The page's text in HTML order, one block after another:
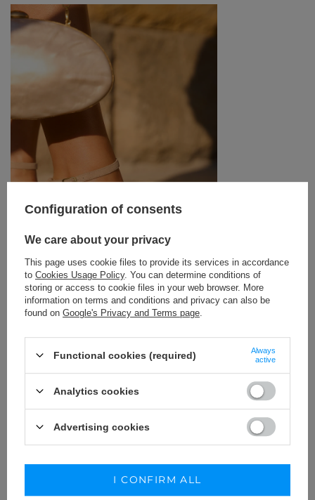
219,00 €
SIZE
ADD TO CART
KUP STYLIZACJĘ
Configuration of consents
We care about your privacy
This page uses cookie files to provide its services in accordance
to Cookies Usage Policy. You can determine conditions of
storing or access to cookie files in your web browser. More
information on terms and conditions and privacy can also be
found on Google's Privacy and Terms page
Functional cookies (required)
Always
active
Analytics cookies
Advertising cookies
I CONFIRM ALL